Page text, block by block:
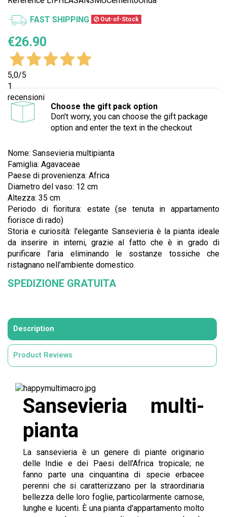
FAST SHIPPING Out-of-Stock
€26.90
5,0/5
1
recensioni
Choose the gift pack option
Don't worry, you can choose the gift package
option and enter the text in the checkout
Nome: Sansevieria multipianta
Famiglia: Agavaceae
Paese di provenienza: Africa
Diametro del vaso: 12 cm
Altezza: 35 cm
Periodo di fioritura: estate (se tenuta in appartamento
fiorisce di rado)
Storia e curiosità: l'elegante Sansevieria è la pianta ideale
da inserire in interni, grazie al fatto che è in grado di
purificare l'aria eliminando le sostanze tossiche che
ristagnano nell'ambiente domestico.
SPEDIZIONE GRATUITA
Description
Product Reviews
Sansevieria multi-
pianta
La sansevieria è un genere di piante originario
delle Indie e dei Paesi dell'Africa tropicale; ne
fanno parte una cinquantina di specie erbacee
perenni che si caratterizzano per la straordinaria
bellezza delle loro foglie, particolarmente carnose,
lunghe e lucenti. È una pianta d'appartamento molto